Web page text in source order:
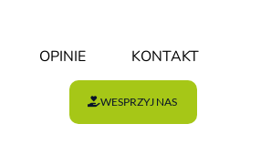
OPINIE KONTAKT
WESPRZYJ NAS